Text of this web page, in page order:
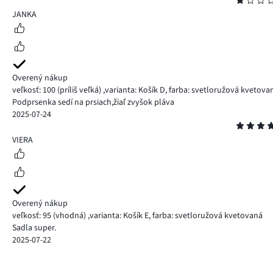
1
JANKA
Overený nákup
veľkosť: 100 (príliš veľká) ,varianta: Košík D,farba: svetloružová
Podprsenka sedí na prsiach,žiaľ zvyšok pláva
2025-07-24
5
VIERA
Overený nákup
veľkosť: 95 (vhodná) ,varianta: Košík E,farba: svetloružová kvetovaná
Sadla super.
2025-07-22